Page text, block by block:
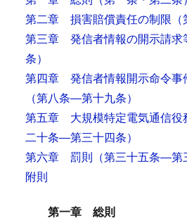
第二章 損害賠償責任の制限
第三章 発信者情報の開示請求
条）
第四章 発信者情報開示命令事
（第八条―第十九条）
第五章 大規模特定電気通信役
二十条―第三十四条）
第六章 罰則 （第三十五条―第
附則
第一章 総則